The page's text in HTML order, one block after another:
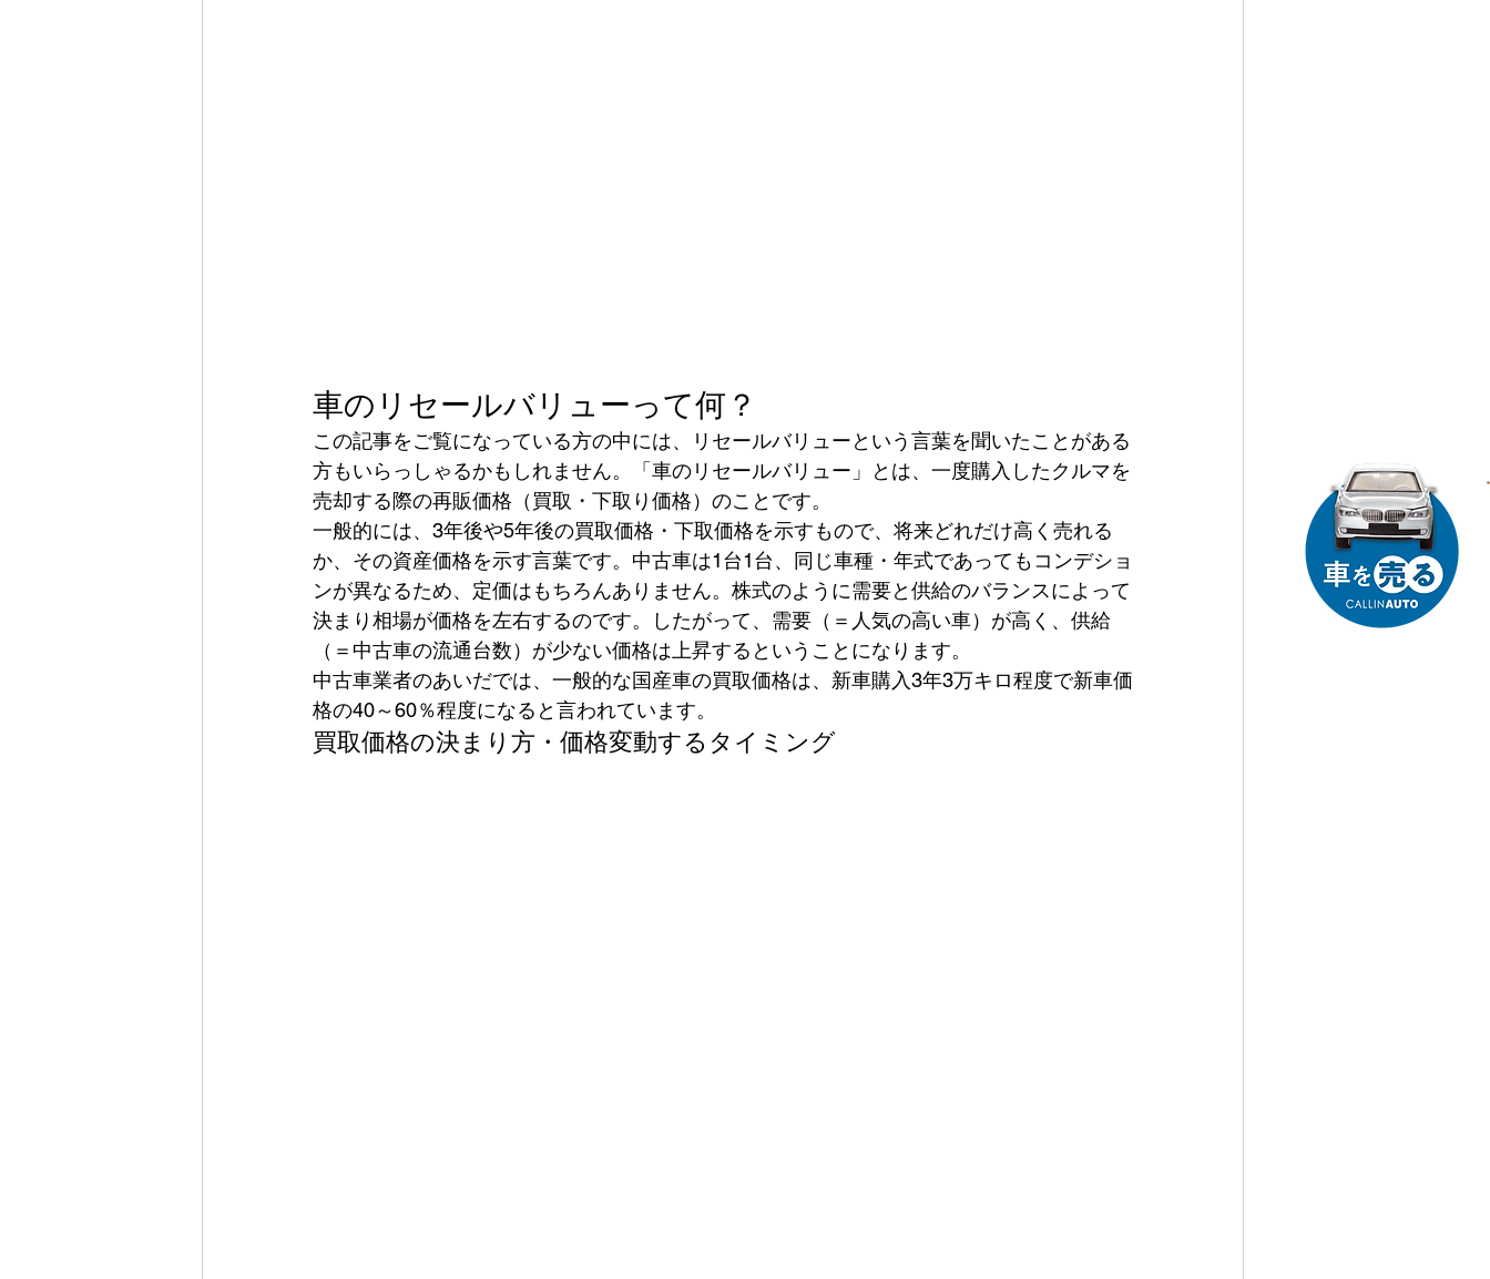
車のリセールバリューって何？
この記事をご覧になっている方の中には、リセールバリューという言葉を聞いたことがある
方もいらっしゃるかもしれません。
「車のリセールバリュー」とは、一度購入したクルマを
売却する際の再販価格（買取・下取り価格）のことです。
一般的には、3年後や5年後の買取価格・下取価格を示すもので、将来どれだけ高く売れる
か、その資産価格を示す言葉です。中古車は1台1台、同じ車種・年式であってもコンデショ
ンが異なるため、定価はもちろんありません。株式のように需要と供給のバランスによって
決まり相場が価格を左右するのです。したがって、需要（＝人気の高い車）が高く、供給
（＝中古車の流通台数）が少ない価格は上昇するということになります。
中古車業者のあいだでは、一般的な国産車の買取価格は、新車購入3年3万キロ程度で新車価
格の40～60％程度になると言われています。
買取価格の決まり方・価格変動するタイミング